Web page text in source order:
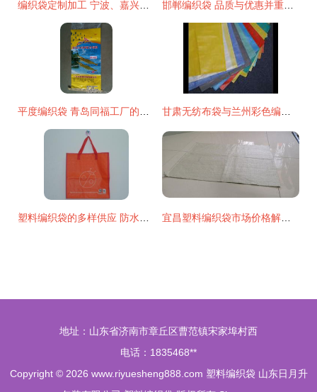
地址：山东省济南市章丘区曹范镇宋家埠村西
电话：1835468**
Copyright © 2026 www.riyuesheng888.com 塑料编织袋 山东日月升